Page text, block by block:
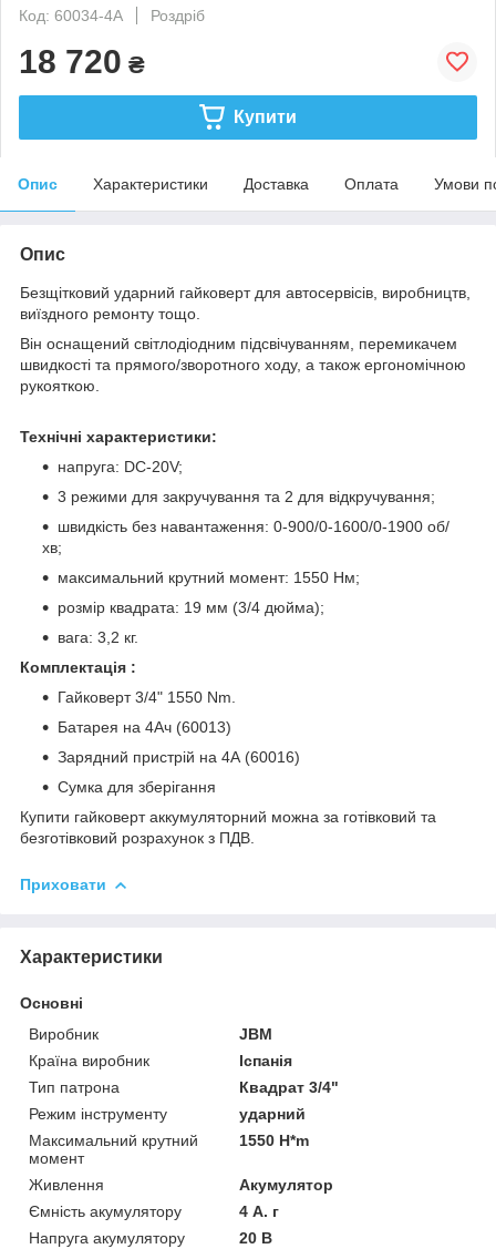
Код: 60034-4A
Роздріб
18 720 ₴
Купити
Опис Характеристики Доставка Оплата Умови
Опис
Безщітковий ударний гайковерт для автосервісів, виробництв,
виїздного ремонту тощо.
Він оснащений світлодіодним підсвічуванням, перемикачем
швидкості та прямого/зворотного ходу, а також ергономічною
рукояткою.
Технічні характеристики:
напруга: DC-20V;
3 режими для закручування та 2 для відкручування;
швидкість без навантаження: 0-900/0-1600/0-1900 об/
хв;
максимальний крутний момент: 1550 Нм;
розмір квадрата: 19 мм (3/4 дюйма);
вага: 3,2 кг.
Комплектація :
Гайковерт 3/4" 1550 Nm.
Батарея на 4Ач (60013)
Зарядний пристрій на 4А (60016)
Сумка для зберігання
Купити гайковерт аккумуляторний можна за готівковий та
безготівковий розрахунок з ПДВ.
Приховати
Характеристики
Основні
Виробник
JBM
Країна виробник
Іспанія
Тип патрона
Квадрат 3/4"
Режим інструменту
ударний
Максимальний крутний
момент
1550 H*m
Живлення
Акумулятор
Ємність акумулятору
4 А. г
Напруга акумулятору
20 В